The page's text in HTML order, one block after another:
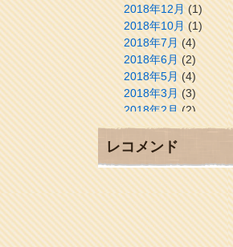
2018年12月(1)
2018年10月(1)
2018年7月(4)
2018年6月(2)
2018年5月(4)
2018年3月(3)
2018年2月(2)
2018年1月(2)
2017年12月
2017年10月(1)
2017年9月(4)
2017年8月(3)
2017年7月(1)
レコメンド